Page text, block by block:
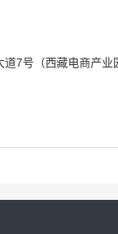
7号（西藏电商产